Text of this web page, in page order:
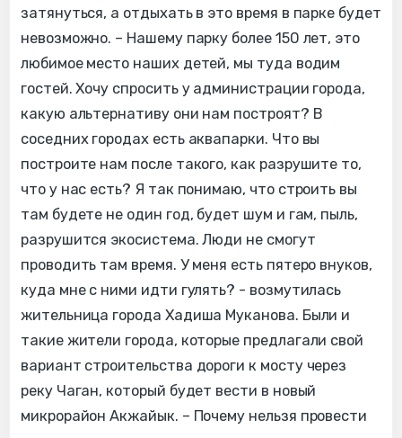
затянуться, а отдыхать в это время в парке будет
невозможно. – Нашему парку более 150 лет, это
любимое место наших детей, мы туда водим
гостей. Хочу спросить у администрации города,
какую альтернативу они нам построят? В
соседних городах есть аквапарки. Что вы
построите нам после такого, как разрушите то,
что у нас есть? Я так понимаю, что строить вы
там будете не один год, будет шум и гам, пыль,
разрушится экосистема. Люди не смогут
проводить там время. У меня есть пятеро внуков,
куда мне с ними идти гулять? - возмутилась
жительница города Хадиша Муканова. Были и
такие жители города, которые предлагали свой
вариант строительства дороги к мосту через
реку Чаган, который будет вести в новый
микрорайон Акжайык. – Почему нельзя провести